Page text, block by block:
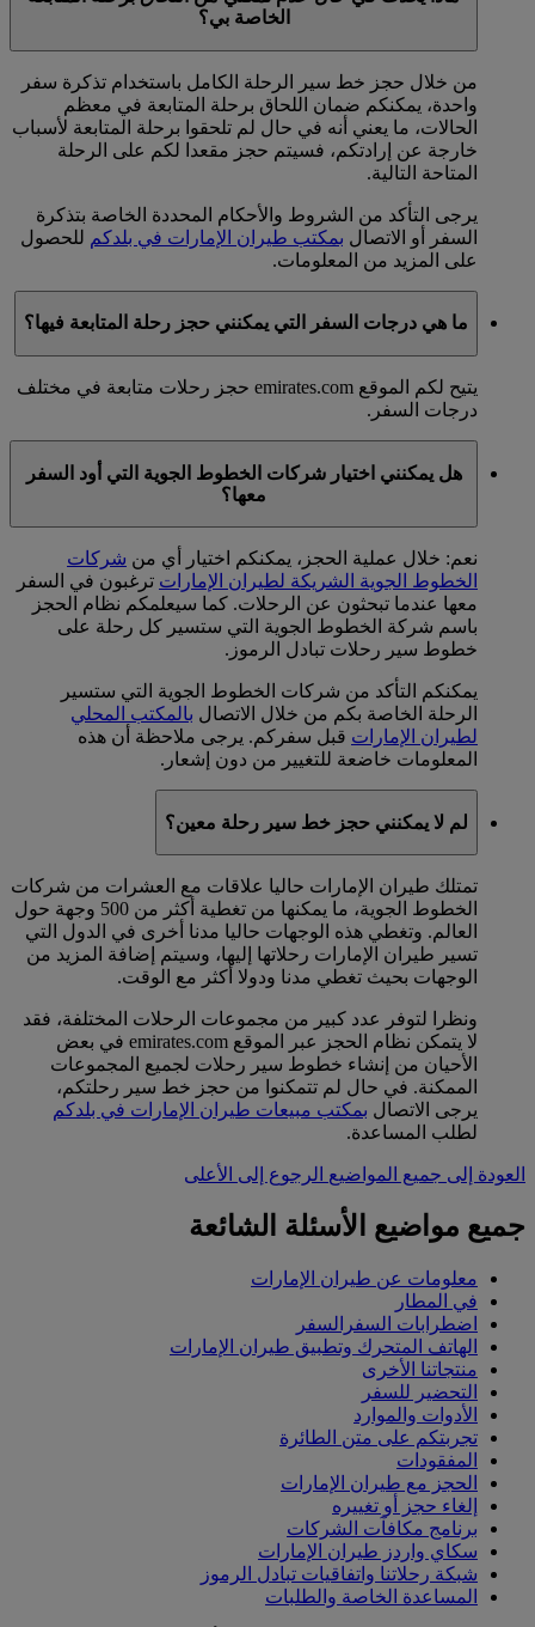
الخاصة بي؟
من خلال حجز خط سير الرحلة الكامل باستخدام تذكرة سفر
واحدة، يمكنكم ضمان اللحاق برحلة المتابعة في معظم
الحالات، ما يعني أنه في حال لم تلحقوا برحلة المتابعة لأسباب
خارجة عن إرادتكم، فسيتم حجز مقعدا لكم على الرحلة
المتاحة التالية.
يرجى التأكد من الشروط والأحكام المحددة الخاصة بتذكرة
السفر أو الاتصال بمكتب طيران الإمارات في بلدكم للحصول
على المزيد من المعلومات.
ما هي درجات السفر التي يمكنني حجز رحلة المتابعة فيها؟
يتيح لكم الموقع emirates.com حجز رحلات متابعة في مختلف
درجات السفر.
هل يمكنني اختيار شركات الخطوط الجوية التي أود السفر
معها؟
نعم: خلال عملية الحجز، يمكنكم اختيار أي من شركات
الخطوط الجوية الشريكة لطيران الإمارات ترغبون في السفر
معها عندما تبحثون عن الرحلات. كما سيعلمكم نظام الحجز
باسم شركة الخطوط الجوية التي ستسير كل رحلة على
خطوط سير رحلات تبادل الرموز.
يمكنكم التأكد من شركات الخطوط الجوية التي ستسير
الرحلة الخاصة بكم من خلال الاتصال بالمكتب المحلي
لطيران الإمارات قبل سفركم. يرجى ملاحظة أن هذه
المعلومات خاضعة للتغيير من دون إشعار.
لم لا يمكنني حجز خط سير رحلة معين؟
تمتلك طيران الإمارات حاليا علاقات مع العشرات من شركات
الخطوط الجوية، ما يمكنها من تغطية أكثر من 500 وجهة حول
العالم. وتغطي هذه الوجهات حاليا مدنا أخرى في الدول التي
تسير طيران الإمارات رحلاتها إليها، وسيتم إضافة المزيد من
الوجهات بحيث تغطي مدنا ودولا أكثر مع الوقت.
ونظرا لتوفر عدد كبير من مجموعات الرحلات المختلفة، فقد
لا يتمكن نظام الحجز عبر الموقع emirates.com في بعض
الأحيان من إنشاء خطوط سير رحلات لجميع المجموعات
الممكنة. في حال لم تتمكنوا من حجز خط سير رحلتكم،
يرجى الاتصال بمكتب مبيعات طيران الإمارات في بلدكم
لطلب المساعدة.
العودة إلى جميع المواضيع الرجوع إلى الأعلى
جميع مواضيع الأسئلة الشائعة
معلومات عن طيران الإمارات
في المطار
اضطرابات السفرالسفر
الهاتف المتحرك وتطبيق طيران الإمارات
منتجاتنا الأخرى
التحضير للسفر
الأدوات والموارد
تجربتكم على متن الطائرة
المفقودات
الحجز مع طيران الإمارات
إلغاء حجز أو تغييره
برنامج مكافآت الشركات
سكاي واردز طيران الإمارات
شبكة رحلاتنا واتفاقيات تبادل الرموز
المساعدة الخاصة والطلبات